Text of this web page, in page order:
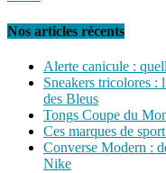
Nos articles récents
Alerte canicule :
Sneakers tricolores :
des Bleus
Tongs Coupe du
Ces marques de
Converse Modern :
Nike